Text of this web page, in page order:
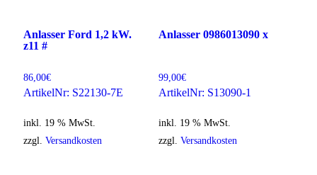
Anlasser Ford 1,2 kW.
z11 #
86,00€
ArtikelNr: S22130-7E
inkl. 19 % MwSt.
zzgl. Versandkosten
Anlasser 0986013090 x
99,00€
ArtikelNr: S13090-1
inkl. 19 % MwSt.
zzgl. Versandkosten